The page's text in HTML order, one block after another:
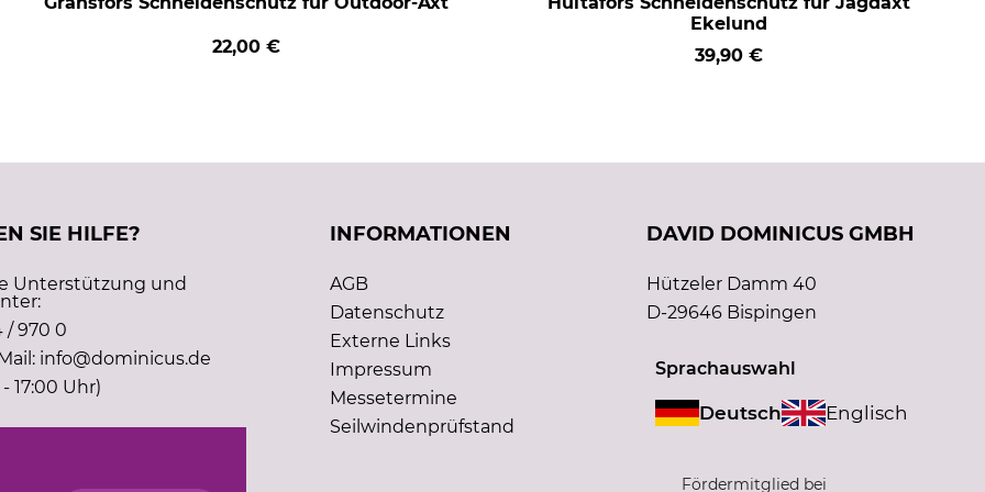
22,00 €
Ekelund
39,90 €
SIE HILFE?
Unterstützung und
/ 970 0
info@dominicus.de
17:00 Uhr)
INFORMATIONEN
AGB
Datenschutz
Externe Links
Impressum
Messetermine
Seilwindenprüfstand
DAVID DOMINICUS GMBH
Hützeler Damm 40
D-29646 Bispingen
Sprachauswahl
Deutsch Englisch
Fördermitglied bei